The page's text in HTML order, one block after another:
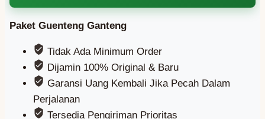
Paket Guenteng Ganteng
Tidak Ada Minimum Order
Dijamin 100% Original & Baru
Garansi Uang Kembali Jika Pecah Dalam
Perjalanan
Tersedia Pengiriman Prioritas